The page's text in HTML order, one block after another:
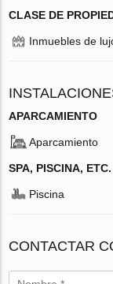
CLASE DE
Inmuebles de
APARCAMIENTO
Aparcamiento
SPA, PISCINA, ETC.
Piscina
CONTACTAR